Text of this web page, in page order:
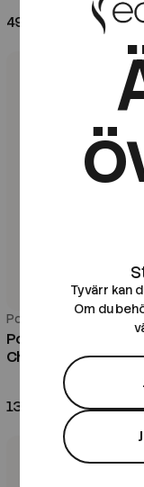
49 kr
Pod Salt
Pod Salt Nexus |
Cherry Blast |
139 kr
Tyvärr kan
Om du